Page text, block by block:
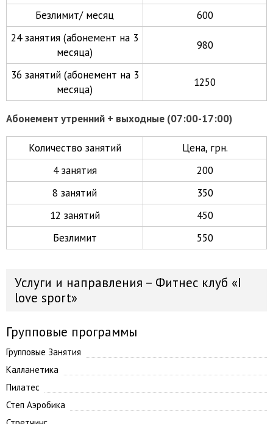
Безлимит/ месяц
600
24 занятия (абонемент на 3
месяца)
980
36 занятий (абонемент на 3
месяца)
1250
Абонемент утренний + выходные (07:00-17:00)
Количество занятий
Цена, грн.
4 занятия
200
8 занятий
350
12 занятий
450
Безлимит
550
Услуги и направления – Фитнес клуб «I
love sport»
Групповые программы
Групповые Занятия
Калланетика
Пилатес
Степ Аэробика